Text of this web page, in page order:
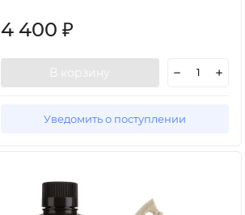
4 400 ₽
В корзину
Уведомить о поступлении